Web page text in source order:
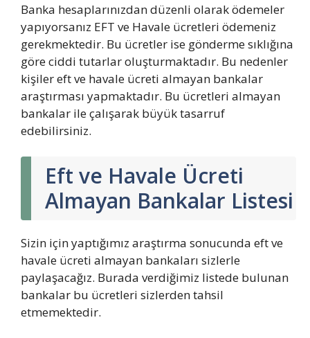
Banka hesaplarınızdan düzenli olarak ödemeler
yapıyorsanız EFT ve Havale ücretleri ödemeniz
gerekmektedir. Bu ücretler ise gönderme sıklığına
göre ciddi tutarlar oluşturmaktadır. Bu nedenler
kişiler eft ve havale ücreti almayan bankalar
araştırması yapmaktadır. Bu ücretleri almayan
bankalar ile çalışarak büyük tasarruf
edebilirsiniz.
Eft ve Havale Ücreti
Almayan Bankalar Listesi
Sizin için yaptığımız araştırma sonucunda eft ve
havale ücreti almayan bankaları sizlerle
paylaşacağız. Burada verdiğimiz listede bulunan
bankalar bu ücretleri sizlerden tahsil
etmemektedir.